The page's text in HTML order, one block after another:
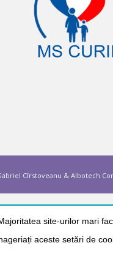
Cîrstoveanu & Albotech
site-urilor mari
aceste setări de